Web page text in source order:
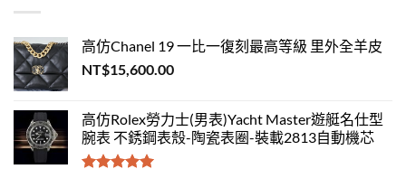
高仿Chanel 19 一比一復刻最高等級 里外全羊皮
NT$15,600.00
高仿Rolex勞力士(男表)Yacht Master遊艇名仕型
腕表 不銹鋼表殼-陶瓷表圈-裝載2813自動機芯